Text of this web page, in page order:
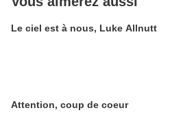
Le ciel est à nous, Luke Allnutt
Attention, coup de coeur